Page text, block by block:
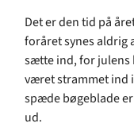
Det er den tid på
foråret synes aldrig
sætte ind, for julens
været strammet ind
spæde bøgeblade
ud.